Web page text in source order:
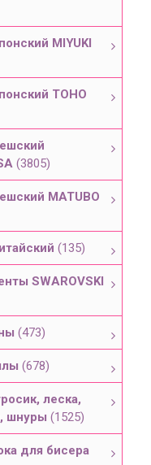
MIYUKI
TOHO
(3805)
MATUBO
(135)
SWAROVSKI
(473)
(678)
леска,
шнуры (1525)
для бисера